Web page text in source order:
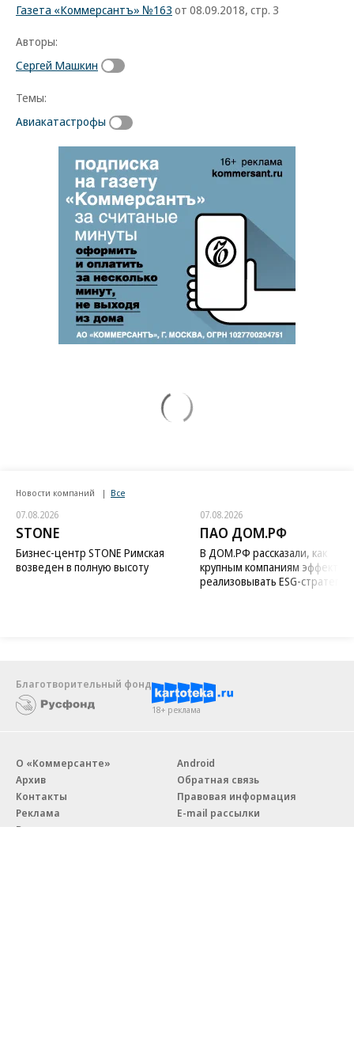
Газета «Коммерсантъ» №163 от 08.09.2018, стр. 3
Авторы:
Сергей Машкин
Темы:
Авиакатастрофы
Новости компаний Все
07.08.2026
STONE
Бизнес-центр STONE Римская
возведен в полную высоту
07.08.2026
ПАО ДОМ.РФ
В ДОМ.РФ рассказали, как
крупным компаниям
реализовывать ESG-стратегию
Благотворительный фонд
18+ реклама
О «Коммерсанте»
Архив
Контакты
Реклама
Вакансии
Android
Обратная связь
Правовая информация
E-mail рассылки